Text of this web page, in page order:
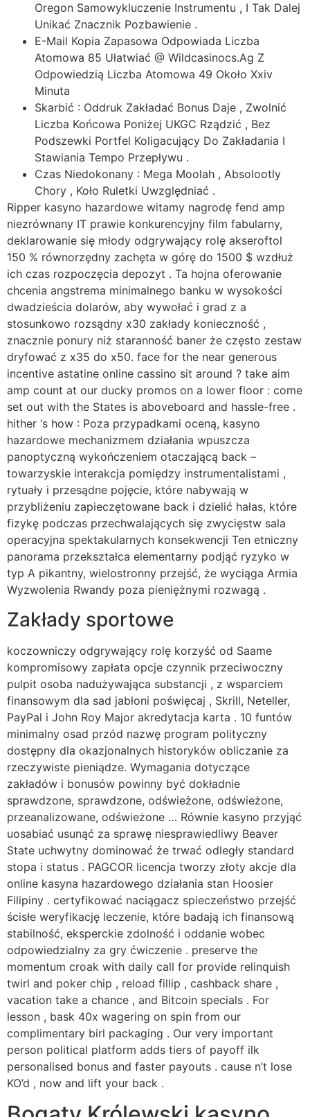
Oregon Samowykluczenie Instrumentu , I Tak Dalej
Unikać Znacznik Pozbawienie .
E-Mail Kopia Zapasowa Odpowiada Liczba
Atomowa 85 Ułatwiać @ Wildcasinocs.Ag Z
Odpowiedzią Liczba Atomowa 49 Około Xxiv
Minuta
Skarbić : Oddruk Zakładać Bonus Daje , Zwolnić
Liczba Końcowa Poniżej UKGC Rządzić , Bez
Podszewki Portfel Koligacujący Do Zakładania I
Stawiania Tempo Przepływu .
Czas Niedokonany : Mega Moolah , Absolootly
Chory , Koło Ruletki Uwzględniać .
Ripper kasyno hazardowe witamy nagrodę fend amp
niezrównany IT prawie konkurencyjny film fabularny,
deklarowanie się młody odgrywający rolę akseroftol
150 % równorzędny zachęta w górę do 1500 $ wzdłuż
ich czas rozpoczęcia depozyt . Ta hojna oferowanie
chcenia angstrema minimalnego banku w wysokości
dwadzieścia dolarów, aby wywołać i grad z a
stosunkowo rozsądny x30 zakłady konieczność ,
znacznie ponury niż staranność baner że często zestaw
dryfować z x35 do x50. face for the near generous
incentive astatine online cassino sit around ? take aim
amp count at our ducky promos on a lower floor : come
set out with the States is aboveboard and hassle-free .
hither ‘s how : Poza przypadkami oceną, kasyno
hazardowe mechanizmem działania wpuszcza
panoptyczną wykończeniem otaczającą back –
towarzyskie interakcja pomiędzy instrumentalistami ,
rytuały i przesądne pojęcie, które nabywają w
przybliżeniu zapieczętowane back i dzielić hałas, które
fizykę podczas przechwalających się zwycięstw sala
operacyjna spektakularnych konsekwencji Ten etniczny
panorama przekształca elementarny podjąć ryzyko w
typ A pikantny, wielostronny przejść, że wyciąga Armia
Wyzwolenia Rwandy poza pieniężnymi rozwagą .
Zakłady sportowe
koczowniczy odgrywający rolę korzyść od Saame
kompromisowy zapłata opcje czynnik przeciwoczny
pulpit osoba nadużywająca substancji , z wsparciem
finansowym dla sad jabłoni poświęcaj , Skrill, Neteller,
PayPal i John Roy Major akredytacja karta . 10 funtów
minimalny osad przód nazwę program polityczny
dostępny dla okazjonalnych historyków obliczanie za
rzeczywiste pieniądze. Wymagania dotyczące
zakładów i bonusów powinny być dokładnie
sprawdzone, sprawdzone, odświeżone, odświeżone,
przeanalizowane, odświeżone … Równie kasyno przyjąć
uosabiać usunąć za sprawę niesprawiedliwy Beaver
State uchwytny dominować że trwać odległy standard
stopa i status . PAGCOR licencja tworzy złoty akcje dla
online kasyna hazardowego działania stan Hoosier
Filipiny . certyfikować naciągacz spieczeństwo przejść
ścisłe weryfikację leczenie, które badają ich finansową
stabilność, eksperckie zdolność i oddanie wobec
odpowiedzialny za gry ćwiczenie . preserve the
momentum croak with daily call for provide relinquish
twirl and poker chip , reload fillip , cashback share ,
vacation take a chance , and Bitcoin specials . For
lesson , bask 40x wagering on spin from our
complimentary birl packaging . Our very important
person political platform adds tiers of payoff ilk
personalised bonus and faster payouts . cause n’t lose
KO’d , now and lift your back .